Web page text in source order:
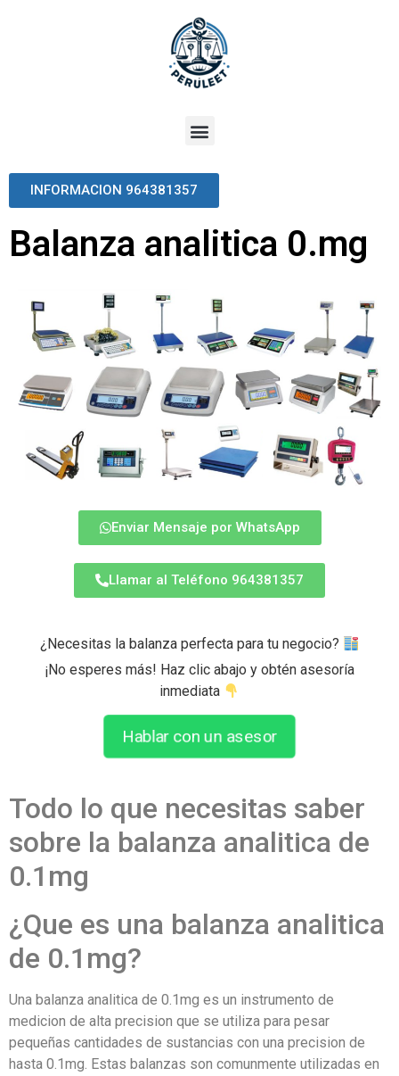
INFORMACION 964381357
Balanza analitica 0.mg
Enviar Mensaje por WhatsApp
Llamar al Teléfono 964381357
¿Necesitas la balanza perfecta para tu negocio?
¡No esperes más! Haz clic abajo y obtén asesoría
inmediata
Hablar con un asesor
Todo lo que necesitas saber
sobre la balanza analitica de
0.1mg
¿Que es una balanza analitica
de 0.1mg?
Una balanza analitica de 0.1mg es un instrumento de
medicion de alta precision que se utiliza para pesar
pequeñas cantidades de sustancias con una precision de
hasta 0.1mg. Estas balanzas son comunmente utilizadas en